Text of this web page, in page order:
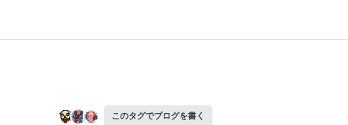
このタグでブログを書く